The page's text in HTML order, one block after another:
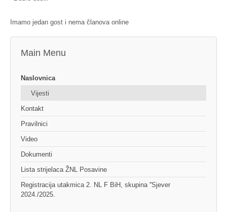
Imamo jedan gost i nema članova online
Main Menu
Naslovnica
Vijesti
Kontakt
Pravilnici
Video
Dokumenti
Lista strijelaca ŽNL Posavine
Registracija utakmica 2. NL F BiH, skupina ''Sjever
2024./2025.